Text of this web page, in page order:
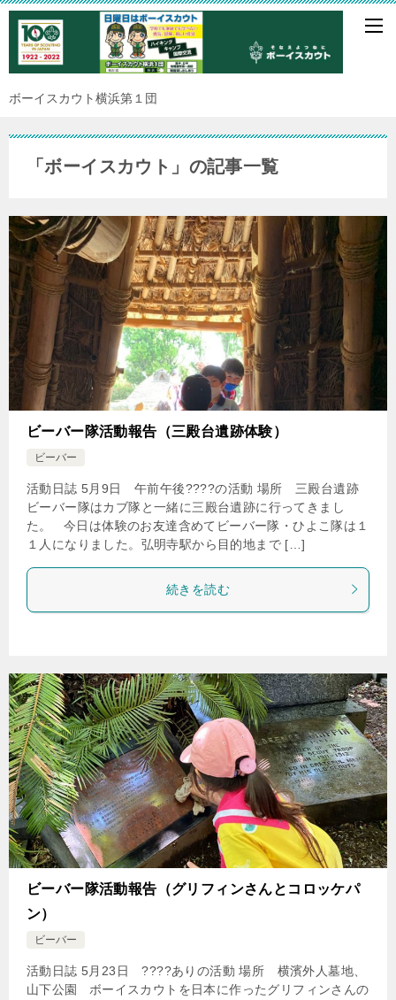
ボーイスカウト横浜第１団
「ボーイスカウト」の記事一覧
ビーバー隊活動報告（三殿台遺跡体験）
ビーバー
活動日誌 5月9日 午前午後????の活動 場所 三殿台遺跡
ビーバー隊はカブ隊と一緒に三殿台遺跡に行ってきまし
た。 今日は体験のお友達含めてビーバー隊・ひよこ隊は１
１人になりました。弘明寺駅から目的地まで […]
続きを読む
ビーバー隊活動報告（グリフィンさんとコロッケパ
ン）
ビーバー
活動日誌 5月23日 ????ありの活動 場所 横濱外人墓地、
山下公園 ボーイスカウトを日本に作ったグリフィンさんの